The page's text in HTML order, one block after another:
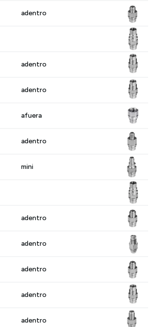
adentro
adentro
adentro
afuera
adentro
mini
adentro
adentro
adentro
adentro
adentro